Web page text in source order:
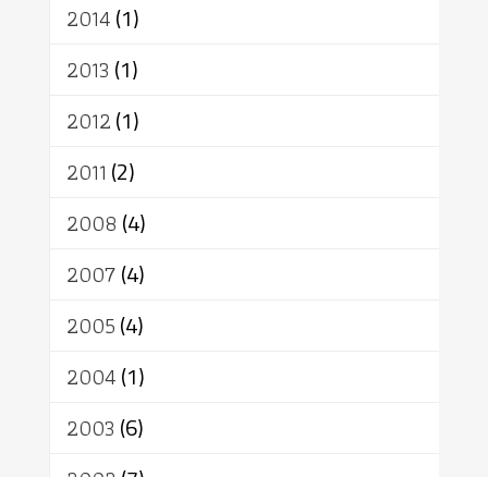
2014(1)
2013 (1)
2012(1)
2011 (2)
2008 (4)
2007(4)
2005(4)
2004(1)
2003 (6)